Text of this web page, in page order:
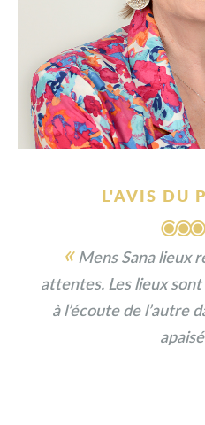
L'AVIS DU
« Mens Sana lieux
attentes. Les lieux
à l’écoute de l’autre